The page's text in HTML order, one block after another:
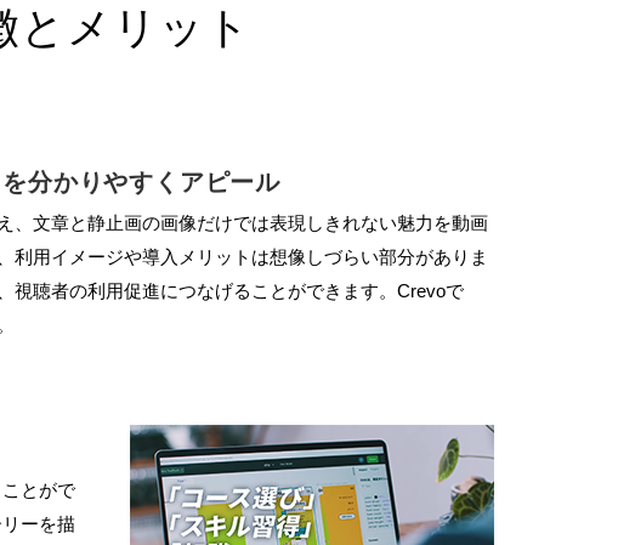
メリット
分かりやすくアピール
文章と静止画の画像だけでは表現しきれない魅力を動画
用イメージや導入メリットは想像しづらい部分がありま
視聴者の利用促進につなげることができます。Crevoで
とがで
ーを描